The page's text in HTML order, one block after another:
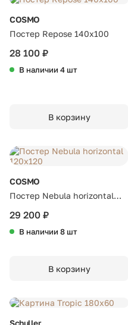
COSMO
Постер Repose 140х100
28 100 ₽
В наличии 4 шт
В корзину
COSMO
Постер Nebula horizontal
120х120
29 200 ₽
В наличии 8 шт
В корзину
Schuller